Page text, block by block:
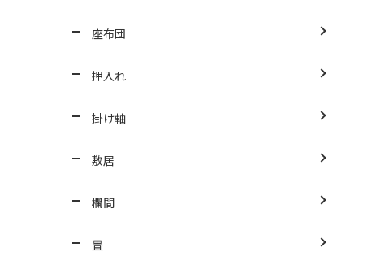
座布団
押入れ
掛け軸
敷居
欄間
畳